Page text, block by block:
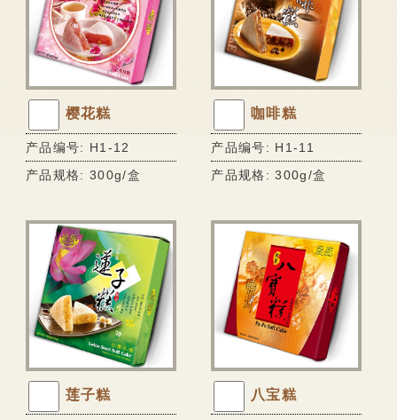
联络我们
风味麻糬饼系列
巧克力披覆系列
传统糕饼系列
超市专区
鲜果冻系列
可口酥饼系列
香脆蛋卷系列
风味麻糬饼系列
Q软麻糬系列
小丸子系列
樱花糕
产品编号: H1-12
产品规格: 300g/盒
咖啡糕
产品编号: H1-11
产品规格: 300g/盒
莲子糕 八宝糕